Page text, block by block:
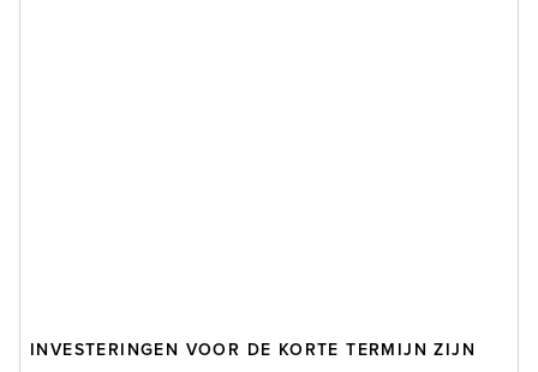
INVESTERINGEN VOOR DE KORTE TERMIJN ZIJN